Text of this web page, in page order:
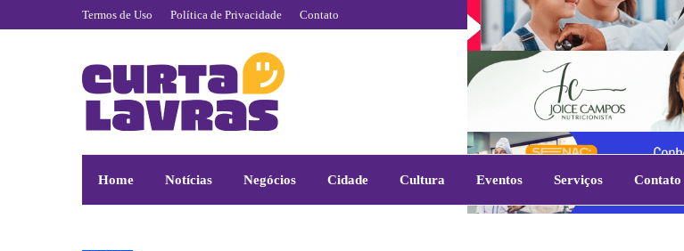
Termos de Uso Política de Privacidade Contato
Home Notícias Negócios Cidade Cultura Eventos Serviços Contato